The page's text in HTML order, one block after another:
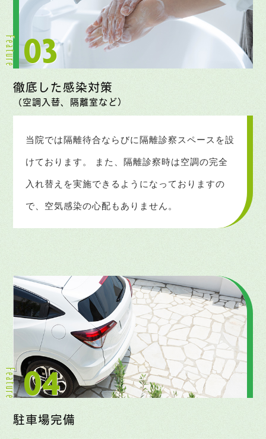
徹底した感染対策
（空調入替、隔離室など）
当院では隔離待合ならびに隔離診察スペースを設
けております。
また、隔離診察時は空調の完全
入れ替えを実施できるようになっておりますの
で、 空気感染の心配もありません。
駐車場完備